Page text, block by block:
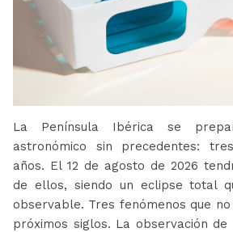
La Península Ibérica se
astronómico sin precedentes:
años. El 12 de agosto de 2026
de ellos, siendo un eclipse total
observable. Tres fenómenos que
próximos siglos. La observación